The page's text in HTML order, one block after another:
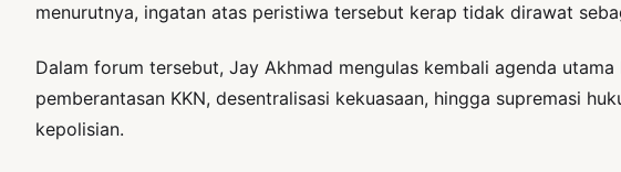
menurutnya, ingatan atas peristiwa tersebut kerap tidak dirawat
Dalam forum tersebut, Jay Akhmad mengulas kembali agenda
pemberantasan KKN, desentralisasi kekuasaan, hingga supremasi
kepolisian.